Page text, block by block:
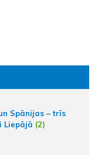
Spānijas – trīs
Liepājā (2)